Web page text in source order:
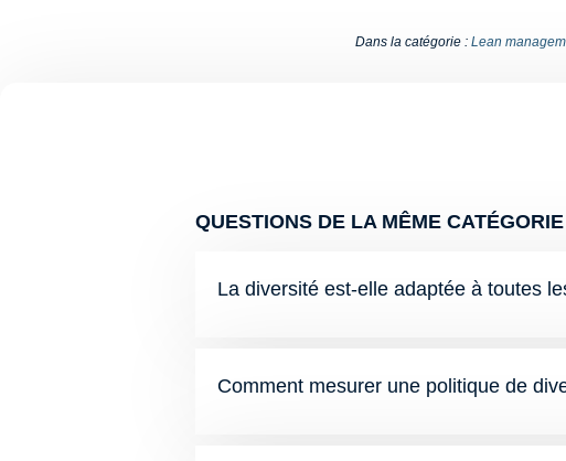
Dans la catégorie : Lean
QUESTIONS DE LA MÊME
La diversité est-elle adaptée à toutes
Comment mesurer une politique de